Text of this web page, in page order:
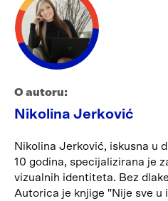
O autoru:
Nikolina Jerković
Nikolina Jerković, iskusna u
10 godina, specijalizirana je
vizualnih identiteta. Bez
Autorica je knjige "Nije sve u